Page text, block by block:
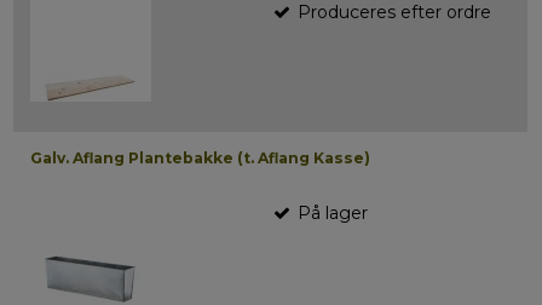
Produceres efter ordre
Galv. Aflang Plantebakke (t. Aflang Kasse)
På lager